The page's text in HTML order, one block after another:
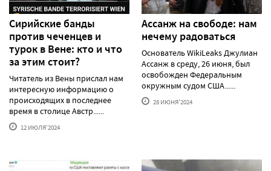
Сирийские банды
против чеченцев и
турок в Вене: кто и что
за этим стоит?
Читатель из Вены прислал нам
интересную информацию о
происходящих в последнее
время в столице Австр......
12 ИЮЛЯ'2024
Ассанж на свободе: нам
нечему радоваться
Основатель WikiLeaks Джулиан
Ассанж в среду, 26 июня, был
освобожден Федеральным
окружным судом США......
28 ИЮНЯ'2024